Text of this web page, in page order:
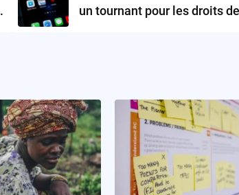
un tournant pour les droits